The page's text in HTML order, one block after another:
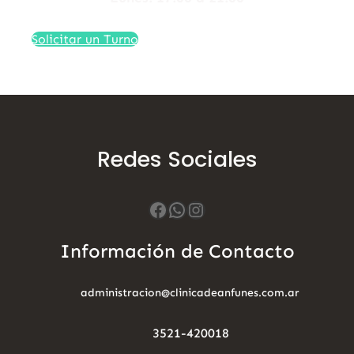
Solicitar un Turno
Redes Sociales
Facebook WhatsApp Instagram
Información de Contacto
administracion@clinicadeanfunes.com.ar
3521-420018